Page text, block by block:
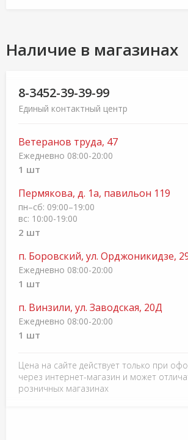
Наличие в магазинах
8-3452-39-39-99
Единый контактный центр
Ветеранов труда, 47
Ежедневно 08:00-20:00
1 шт
Пермякова, д. 1а, павильон 119
пн–сб: 09:00–19:00
вс: 10:00-19:00
2 шт
п. Боровский, ул. Орджоникидзе,
Ежедневно 08:00-20:00
1 шт
п. Винзили, ул. Заводская, 20Д
Ежедневно 08:00-20:00
1 шт
Цена на сайте действует только при
через интернет-магазин и может
розничных магазинах